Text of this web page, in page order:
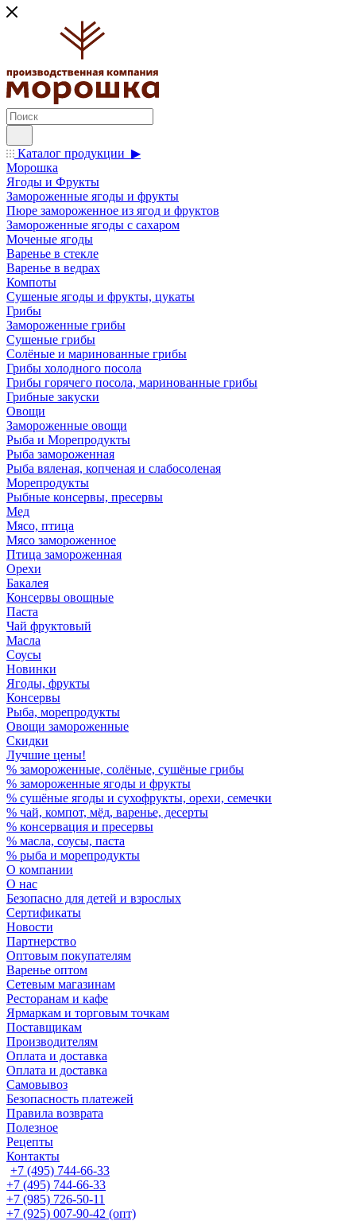
Каталог продукции ▶
Морошка
Ягоды и Фрукты
Замороженные ягоды и фрукты
Пюре замороженное из ягод и фруктов
Замороженные ягоды с сахаром
Моченые ягоды
Варенье в стекле
Варенье в ведрах
Компоты
Сушеные ягоды и фрукты, цукаты
Грибы
Замороженные грибы
Сушеные грибы
Солёные и маринованные грибы
Грибы холодного посола
Грибы горячего посола, маринованные грибы
Грибные закуски
Овощи
Замороженные овощи
Рыба и Морепродукты
Рыба замороженная
Рыба вяленая, копченая и слабосоленая
Морепродукты
Рыбные консервы, пресервы
Мед
Мясо, птица
Мясо замороженное
Птица замороженная
Орехи
Бакалея
Консервы овощные
Паста
Чай фруктовый
Масла
Соусы
Новинки
Ягоды, фрукты
Консервы
Рыба, морепродукты
Овощи замороженные
Скидки
Лучшие цены!
% замороженные, солёные, сушёные грибы
% замороженные ягоды и фрукты
% сушёные ягоды и сухофрукты, орехи, семечки
% чай, компот, мёд, варенье, десерты
% консервация и пресервы
% масла, соусы, паста
% рыба и морепродукты
О компании
О нас
Безопасно для детей и взрослых
Сертификаты
Новости
Партнерство
Оптовым покупателям
Варенье оптом
Сетевым магазинам
Ресторанам и кафе
Ярмаркам и торговым точкам
Поставщикам
Производителям
Оплата и доставка
Оплата и доставка
Самовывоз
Безопасность платежей
Правила возврата
Полезное
Рецепты
Контакты
+7 (495) 744-66-33
+7 (495) 744-66-33
+7 (985) 726-50-11
+7 (925) 007-90-42 (опт)